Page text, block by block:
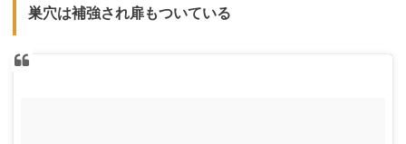
巣穴は補強され扉もついている